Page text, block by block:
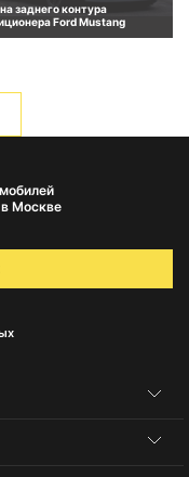
заднего контура
Ford Mustang
Москве